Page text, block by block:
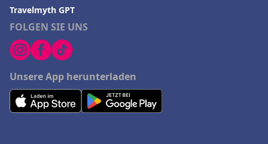
FOLGEN SIE UNS
Unsere App herunterladen
Travelmyth GPT